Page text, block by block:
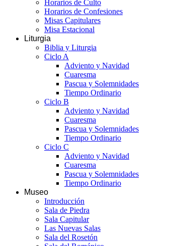
Horarios de Culto
Horarios de Confesiones
Misas Capitulares
Misa Estacional
Liturgia
Biblia y Liturgia
Ciclo A
Adviento y Navidad
Cuaresma
Pascua y Solemnidades
Tiempo Ordinario
Ciclo B
Adviento y Navidad
Cuaresma
Pascua y Solemnidades
Tiempo Ordinario
Ciclo C
Adviento y Navidad
Cuaresma
Pascua y Solemnidades
Tiempo Ordinario
Museo
Introducción
Sala de Piedra
Sala Capitular
Las Nuevas Salas
Sala del Rosetón